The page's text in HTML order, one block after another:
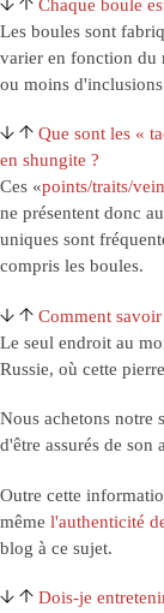
Chaque boule
Les boules sont
varier en fonction du
ou moins
Que sont les «
en shungite ?
Ces «points/traits/
ne présentent donc
uniques sont
compris les boules.
Comment
Le seul endroit au
Russie, où cette
Nous achetons notre
d'être assurés de son
Outre cette
même l'authenticité
blog à ce sujet.
Dois-je